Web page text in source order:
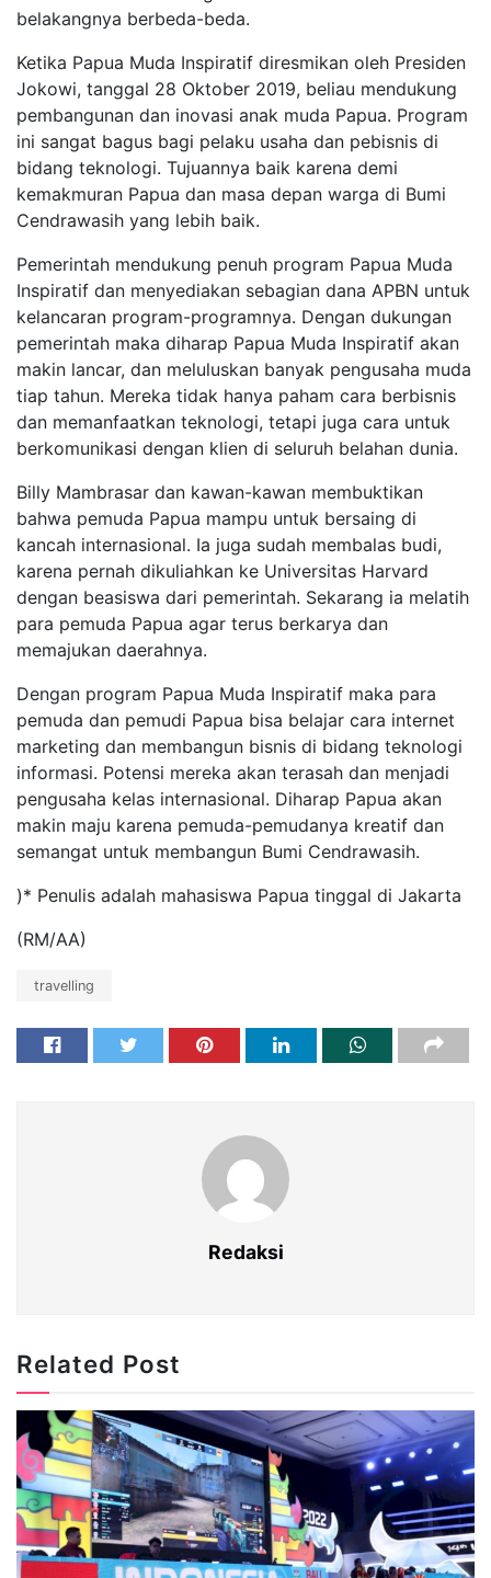
belakangnya berbeda-beda.
Ketika Papua Muda Inspiratif diresmikan oleh Presiden
Jokowi, tanggal 28 Oktober 2019, beliau mendukung
pembangunan dan inovasi anak muda Papua. Program
ini sangat bagus bagi pelaku usaha dan pebisnis di
bidang teknologi. Tujuannya baik karena demi
kemakmuran Papua dan masa depan warga di Bumi
Cendrawasih yang lebih baik.
Pemerintah mendukung penuh program Papua Muda
Inspiratif dan menyediakan sebagian dana APBN untuk
kelancaran program-programnya. Dengan dukungan
pemerintah maka diharap Papua Muda Inspiratif akan
makin lancar, dan meluluskan banyak pengusaha muda
tiap tahun. Mereka tidak hanya paham cara berbisnis
dan memanfaatkan teknologi, tetapi juga cara untuk
berkomunikasi dengan klien di seluruh belahan dunia.
Billy Mambrasar dan kawan-kawan membuktikan
bahwa pemuda Papua mampu untuk bersaing di
kancah internasional. Ia juga sudah membalas budi,
karena pernah dikuliahkan ke Universitas Harvard
dengan beasiswa dari pemerintah. Sekarang ia melatih
para pemuda Papua agar terus berkarya dan
memajukan daerahnya.
Dengan program Papua Muda Inspiratif maka para
pemuda dan pemudi Papua bisa belajar cara internet
marketing dan membangun bisnis di bidang teknologi
informasi. Potensi mereka akan terasah dan menjadi
pengusaha kelas internasional. Diharap Papua akan
makin maju karena pemuda-pemudanya kreatif dan
semangat untuk membangun Bumi Cendrawasih.
)* Penulis adalah mahasiswa Papua tinggal di Jakarta
(RM/AA)
travelling
Redaksi
Related Post